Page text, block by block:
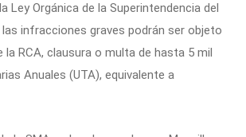
Ley Orgánica de la Superintendencia del
infracciones graves podrán ser objeto
la RCA, clausura o multa de hasta 5 mil
Anuales (UTA), equivalente a